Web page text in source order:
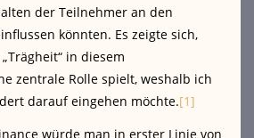
der Teilnehmer an den
könnten. Es zeigte sich,
in diesem
zentrale Rolle spielt, weshalb ich
darauf eingehen möchte.[1]
würde man in erster Linie von